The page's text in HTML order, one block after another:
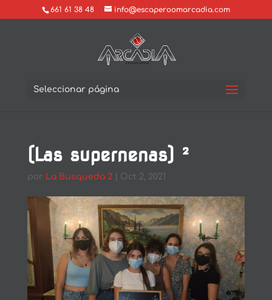
661 61 38 48 info@escaperoomarcadia.com
Seleccionar página
(Las supernenas) ²
por La Busqueda 2| Oct 2, 2021